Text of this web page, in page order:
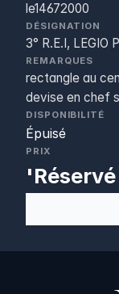
le14672000
DÉSIGNATION
3° R.E.I, LEGIO
REMARQUES
rectangle au
devise en chef
DISPONIBILITÉ
Épuisé
PRIX